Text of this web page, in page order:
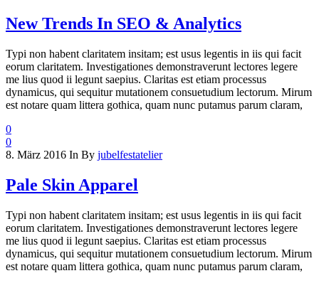
New Trends In SEO & Analytics
Typi non habent claritatem insitam; est usus legentis in iis qui facit
eorum claritatem. Investigationes demonstraverunt lectores legere
me lius quod ii legunt saepius. Claritas est etiam processus
dynamicus, qui sequitur mutationem consuetudium lectorum. Mirum
est notare quam littera gothica, quam nunc putamus parum claram,
0
0
8. März 2016 In By jubelfestatelier
Pale Skin Apparel
Typi non habent claritatem insitam; est usus legentis in iis qui facit
eorum claritatem. Investigationes demonstraverunt lectores legere
me lius quod ii legunt saepius. Claritas est etiam processus
dynamicus, qui sequitur mutationem consuetudium lectorum. Mirum
est notare quam littera gothica, quam nunc putamus parum claram,